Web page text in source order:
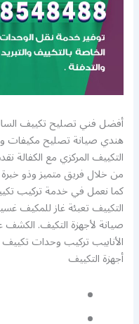
أفضل فني تصليح تكييف
هندي صيانة تصليح مكيفات
التكييف المركزي مع
من خلال فريق متميز وذو
كما نعمل في خدمة تركيب
التكييف تعبئة غاز للمكيف
صيانة لأجهزة التكيف.
الأنابيب تركيب وحدات
أجهزة التكييف